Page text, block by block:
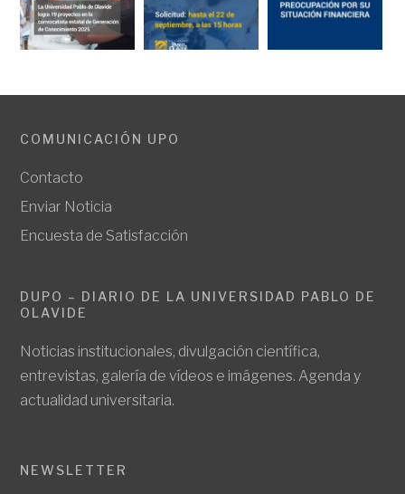
COMUNICACIÓN UPO
Contacto
Enviar Noticia
Encuesta de Satisfacción
DUPO – DIARIO DE LA UNIVERSIDAD PABLO DE
OLAVIDE
Noticias institucionales, divulgación científica,
entrevistas, galería de vídeos e imágenes. Agenda y
actualidad universitaria.
NEWSLETTER